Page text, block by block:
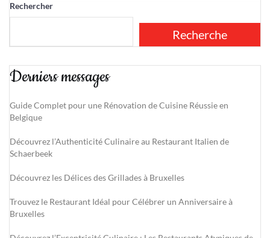
Rechercher
Recherche
Derniers messages
Guide Complet pour une Rénovation de Cuisine Réussie en
Belgique
Découvrez l’Authenticité Culinaire au Restaurant Italien de
Schaerbeek
Découvrez les Délices des Grillades à Bruxelles
Trouvez le Restaurant Idéal pour Célébrer un Anniversaire à
Bruxelles